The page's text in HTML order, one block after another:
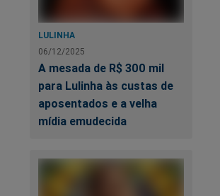
LULINHA
06/12/2025
A mesada de R$ 300 mil
para Lulinha às custas de
aposentados e a velha
mídia emudecida